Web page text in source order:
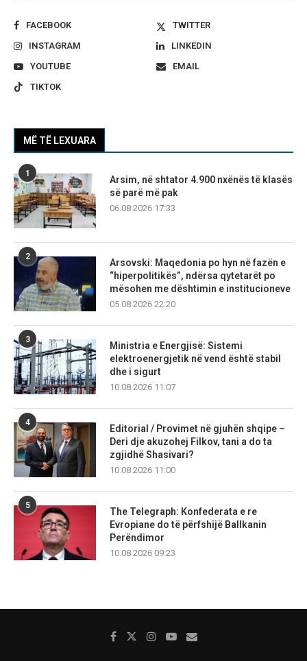
FACEBOOK
TWITTER
INSTAGRAM
LINKEDIN
YOUTUBE
EMAIL
TIKTOK
MË TË LEXUARA
1
Arsim, në shtator 4.900 nxënës të klasës
së parë më pak
06.08.2026 17:33
2
Arsovski: Maqedonia po hyn në fazën e
“hiperpolitikës”, ndërsa qytetarët po
mësohen me dështimin e institucioneve
05.08.2026 22:20
3
Ministria e Energjisë: Sistemi
elektroenergjetik në vend është stabil
dhe i sigurt
10.08.2026 11:07
4
Editorial / Provimet në gjuhën shqipe –
Deri dje akuzohej Filkov, tani a do ta
zgjidhë Shasivari?
10.08.2026 11:00
5
The Telegraph: Konfederata e re
Evropiane do të përfshijë Ballkanin
Perëndimor
10.08.2026 09:23